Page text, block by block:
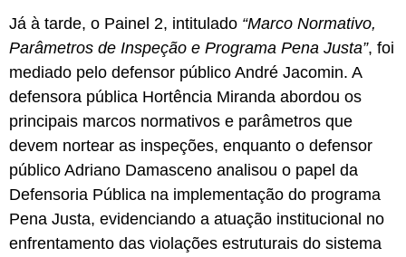
Já à tarde, o Painel 2, intitulado “Marco Normativo,
Parâmetros de Inspeção e Programa Pena Justa”, foi
mediado pelo defensor público André Jacomin. A
defensora pública Hortência Miranda abordou os
principais marcos normativos e parâmetros que
devem nortear as inspeções, enquanto o defensor
público Adriano Damasceno analisou o papel da
Defensoria Pública na implementação do programa
Pena Justa, evidenciando a atuação institucional no
enfrentamento das violações estruturais do sistema